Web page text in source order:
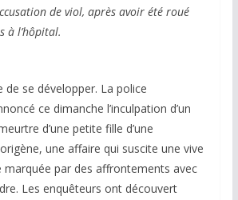
de viol, après avoir été roué
à l’hôpital.
de se développer. La police
ce dimanche l’inculpation d’un
d’une petite fille d’une
une affaire qui suscite une vive
par des affrontements avec
Les enquêteurs ont découvert